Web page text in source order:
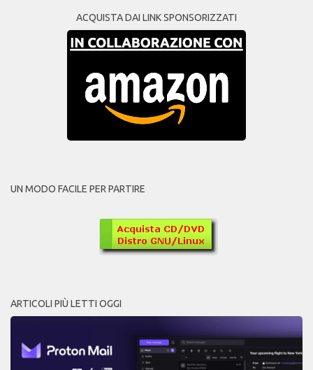
ACQUISTA DAI LINK SPONSORIZZATI
UN MODO FACILE PER PARTIRE
ARTICOLI PIÙ LETTI OGGI